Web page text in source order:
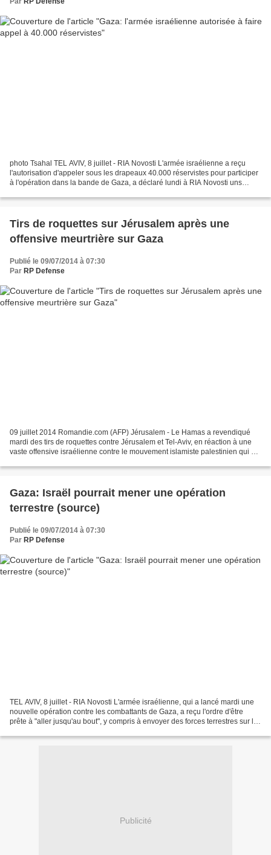
photo Tsahal TEL AVIV, 8 juillet - RIA Novosti L'armée israélienne a reçu
l'autorisation d'appeler sous les drapeaux 40.000 réservistes pour participer
à l'opération dans la bande de Gaza, a déclaré lundi à RIA Novosti uns
Tirs de roquettes sur Jérusalem après une
offensive meurtrière sur Gaza
Publié le 09/07/2014 à 07:30
Par RP Defense
09 juillet 2014 Romandie.com (AFP) Jérusalem - Le Hamas a revendiqué
mardi des tirs de roquettes contre Jérusalem et Tel-Aviv, en réaction à une
vaste offensive israélienne contre le mouvement islamiste palestinien qui a
Gaza: Israël pourrait mener une opération
terrestre (source)
Publié le 09/07/2014 à 07:30
Par RP Defense
TEL AVIV, 8 juillet - RIA Novosti L'armée israélienne, qui a lancé mardi une
nouvelle opération contre les combattants de Gaza, a reçu l'ordre d'être
prête à "aller jusqu'au bout", y compris à envoyer des forces terrestres sur le
Publicité